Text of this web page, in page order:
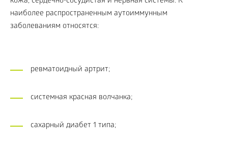
наиболее распространенным аутоиммунным
заболеваниям относятся:
ревматоидный артрит;
системная красная волчанка;
сахарный диабет 1 типа;